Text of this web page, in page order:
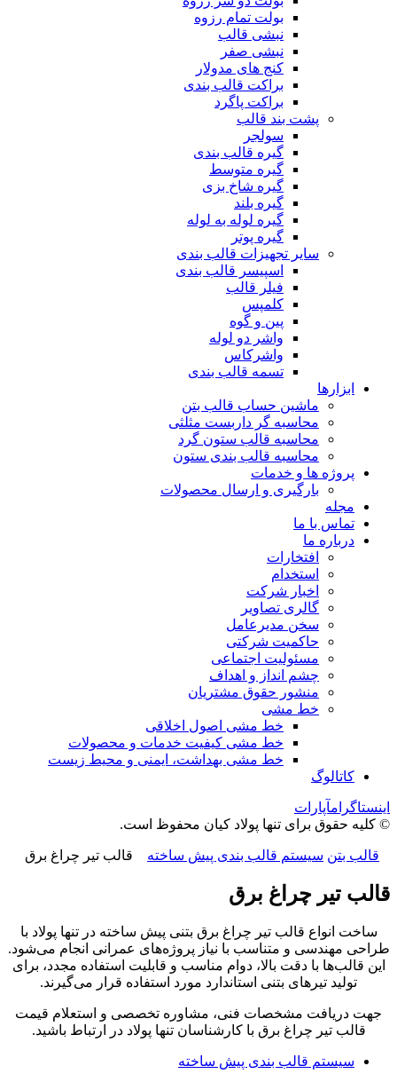
بولت تمام رزوه
نبشی قالب
نبشی صفر
کنج های مدولار
براکت قالب بندی
براکت پاگرد
پشت بند قالب
سولجر
گیره قالب بندی
گیره متوسط
گیره شاخ بزی
گیره بلند
گیره لوله به لوله
گیره پوتر
سایر تجهیزات قالب بندی
اسپیسر قالب بندی
فیلر قالب
کلمپس
پین و گوه
واشر دو لوله
واشرکاس
تسمه قالب بندی
ابزارها
ماشین حساب قالب بتن
محاسبه گر داربست مثلثی
محاسبه قالب ستون گرد
محاسبه قالب بندی ستون
پروژه ها و خدمات
بارگیری و ارسال محصولات
مجله
تماس با ما
درباره ما
افتخارات
استخدام
اخبار شرکت
گالری تصاویر
سخن مدیرعامل
حاکمیت شرکتی
مسئولیت اجتماعی
چشم انداز و اهداف
منشور حقوق مشتریان
خط مشی
خط مشی اصول اخلاقی
خط مشی کیفیت خدمات و محصولات
خط مشی بهداشت، ایمنی و محیط زیست
کاتالوگ
اینستاگرامآپارات
© کلیه حقوق برای تنها پولاد کیان محفوظ است.
قالب بتن سیستم قالب بندی پیش ساخته قالب تیر چراغ برق
قالب تیر چراغ برق
ساخت انواع قالب تیر چراغ برق بتنی پیش ساخته در تنها پولاد با
طراحی مهندسی و متناسب با نیاز پروژه‌های عمرانی انجام می‌شود.
این قالب‌ها با دقت بالا، دوام مناسب و قابلیت استفاده مجدد، برای
تولید تیرهای بتنی استاندارد مورد استفاده قرار می‌گیرند.
جهت دریافت مشخصات فنی، مشاوره تخصصی و استعلام قیمت
قالب تیر چراغ برق با کارشناسان تنها پولاد در ارتباط باشید.
سیستم قالب بندی پیش ساخته